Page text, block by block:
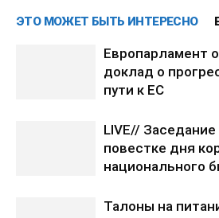
ЭТО МОЖЕТ БЫТЬ ИНТЕРЕСНО
Европарламент
доклад о
пути к ЕС
LIVE//
повестке дня
национального
Талоны на